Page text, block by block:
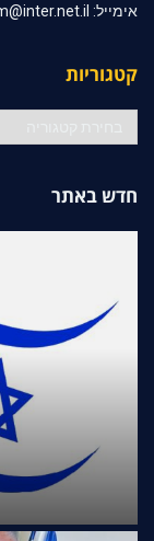
אימייל: jerccom@inter.net.il
קטגוריות
חדש באתר